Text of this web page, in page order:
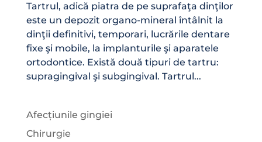
Tartrul, adică piatra de pe suprafaţa dinţilor
este un depozit organo-mineral întâlnit la
dinţii definitivi, temporari, lucrările dentare
fixe şi mobile, la implanturile şi aparatele
ortodontice. Există două tipuri de tartru:
supragingival şi subgingival. Tartrul...
Afecțiunile gingiei
Chirurgie